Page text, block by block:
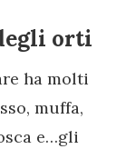
orti
ha molti
muffa,
e…gli